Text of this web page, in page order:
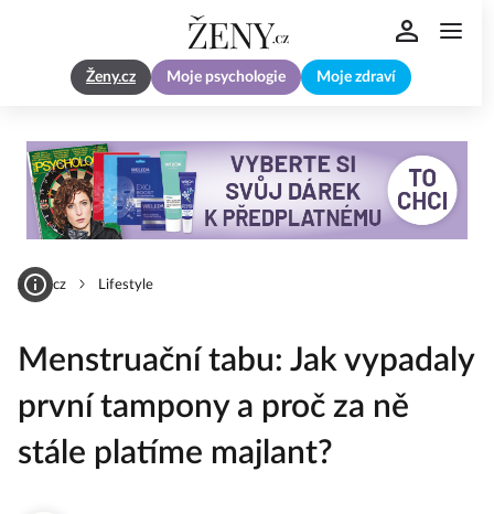
Ženy.cz Moje psychologie Moje zdraví
Zeny.cz Lifestyle
Menstruační tabu: Jak vypadaly
první tampony a proč za ně
stále platíme majlant?